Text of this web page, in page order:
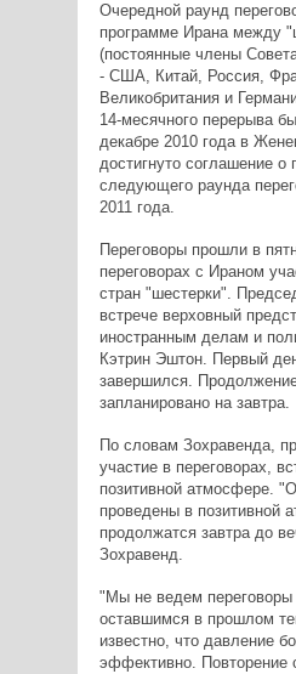
Очередной раунд
программе Ирана между
(постоянные члены
- США, Китай, Россия,
Великобритания и
14-месячного перерыва
декабре 2010 года в
достигнуто соглашение о
следующего раунда
2011 года.
Переговоры прошли в
переговорах с Ираном
стран "шестерки".
встрече верховный
иностранным делам и
Кэтрин Эштон. Первый
завершился.
запланировано на завтра.
По словам Зохравенда,
участие в переговорах,
позитивной атмосфере.
проведены в позитивной
продолжатся завтра до
Зохравенд.
"Мы не ведем переговоры
оставшимся в прошлом
известно, что давление
эффективно. Повторение